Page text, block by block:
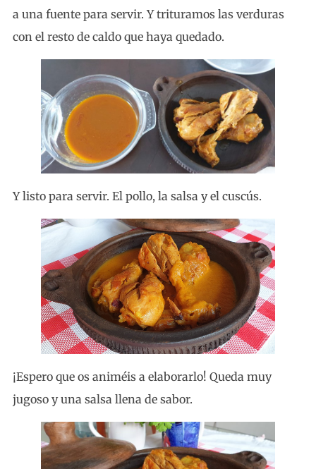
a una fuente para servir. Y trituramos las verduras
con el resto de caldo que haya quedado.
Y listo para servir. El pollo, la salsa y el cuscús.
¡Espero que os animéis a elaborarlo! Queda muy
jugoso y una salsa llena de sabor.